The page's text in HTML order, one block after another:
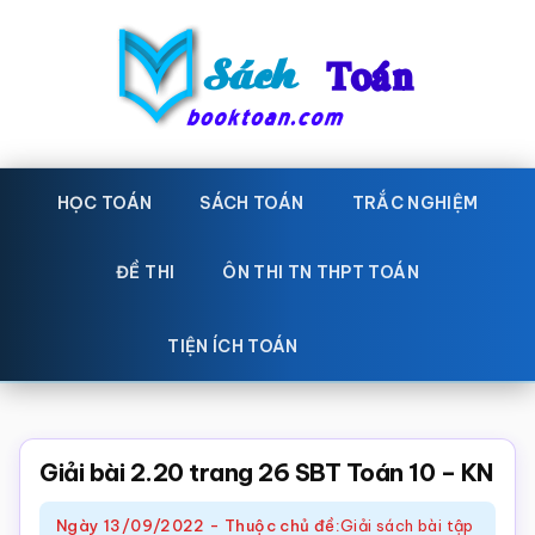
Sách
Toán
toán
Học
toán,
giáo
Toán,
HỌC TOÁN SÁCH TOÁN TRẮC NGHIỆM
ĐỀ THI ÔN THI TN THPT TOÁN
TIỆN ÍCH TOÁN
Giải bài 2.20 trang 26 SBT Toán 10 – KN
Ngày 13/09/2022 - Thuộc chủ đề:Giải sách bài tập